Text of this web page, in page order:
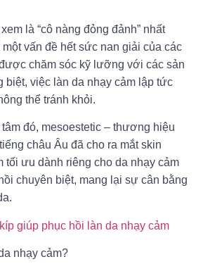
là “cô nàng đỏng đảnh” nhất
vấn đề hết sức nan giải của các
chăm sóc kỹ lưỡng với các sản
biệt, việc làn da nhạy cảm lập tức
thể tránh khỏi.
đó, mesoestetic – thương hiệu
châu Âu đã cho ra mắt skin
tối ưu dành riêng cho da nhạy cảm
chuyên biệt, mang lại sự cân bằng
nhạy cảm?